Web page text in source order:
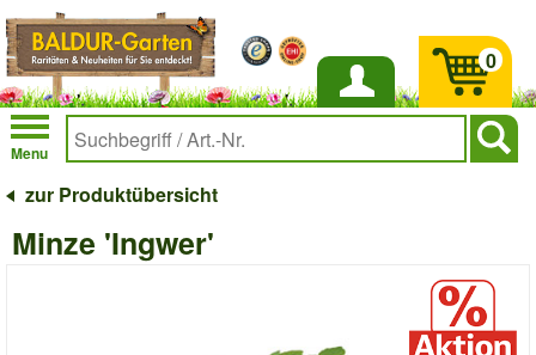
Anmelden
Menu
0
zur Produktübersicht
Minze 'Ingwer'